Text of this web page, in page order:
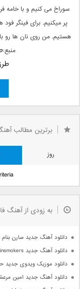
سوراخ می کنیم و با خامه
پر میکنیم. برای فینگر
هستیم. من روی نان ها رو
منبع:
برترین مطالب
روز
به زودی از آهنگ
دانلود آهنگ جدید سارن
دانلود آهنگ جدید The Chainsmokers و Emily Warren بنام Side Effects
دانلود موزیک ویدوی
دانلود آهنگ جدید امین